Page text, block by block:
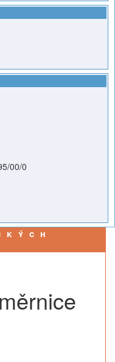
00/0